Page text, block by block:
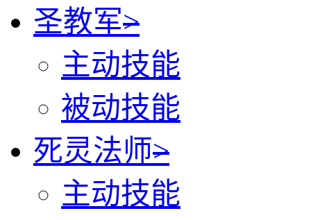
圣教军>
主动技能
被动技能
死灵法师>
主动技能